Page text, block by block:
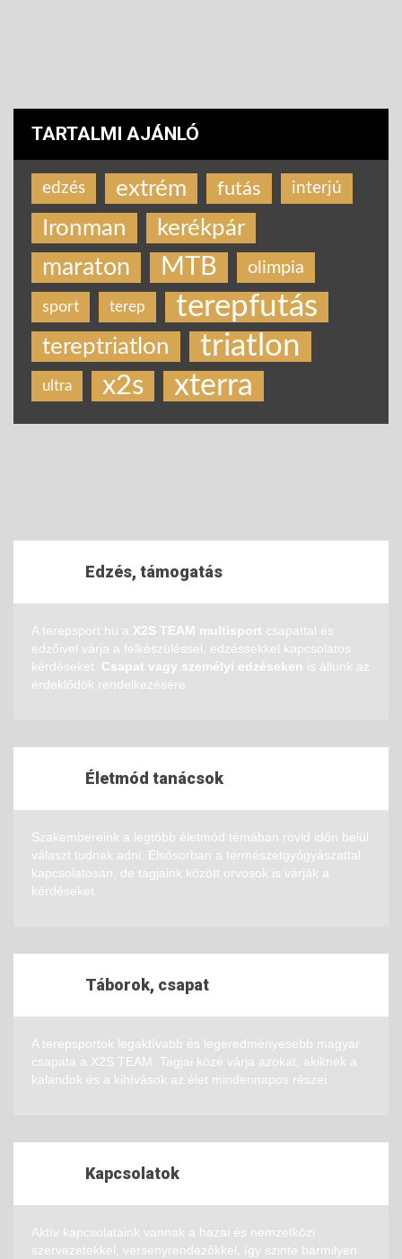
TARTALMI AJÁNLÓ
edzés extrém futás interjú
Ironman kerékpár
maraton MTB olimpia
sport terep terepfutás
tereptriatlon triatlon
ultra x2s xterra
Edzés, támogatás
A terepsport.hu a X2S TEAM multisport csapattal és
edzőivel várja a felkészüléssel, edzéssekkel kapcsolatos
kérdéseket. Csapat vagy személyi edzéseken is állunk az
érdeklődök rendelkezésére.
Életmód tanácsok
Szakembereink a legtöbb életmód témában rövid időn belül
választ tudnak adni. Elsősorban a természetgyógyászattal
kapcsolatosan, de tagjaink között orvosok is várják a
kérdéseket.
Táborok, csapat
A terepsportok legaktívabb és legeredményesebb magyar
csapata a X2S TEAM. Tagjai közé várja azokat, akiknek a
kalandok és a kihívások az élet mindennapos részei.
Kapcsolatok
Aktív kapcsolataink vannak a hazai és nemzetközi
szervezetekkel, versenyrendezőkkel, így szinte bármilyen